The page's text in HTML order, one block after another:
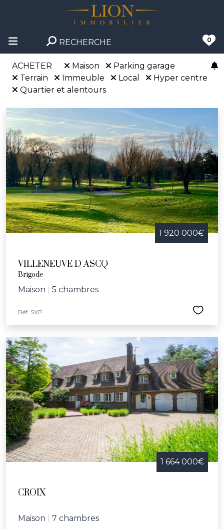
RECHERCHE 0
ACHETER Maison
Parking garage
Terrain
Immeuble Local
Hyper centre
Quartier et alentours
1 920 000€
VILLENEUVE D ASCQ
Brigode
Maison 5 chambres
Réf. SXP
1 664 000€
CROIX
Maison 7 chambres